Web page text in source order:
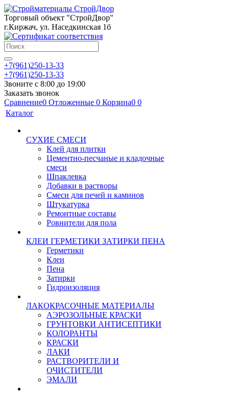
Торговый объект "СтройДвор"
г.Киржач, ул. Наседкинская 1б
+7(961)250-13-33
+7(961)250-13-33
Звоните с 8:00 до 19:00
Заказать звонок
Сравнение0 Отложенные 0 Корзина0 0
Каталог
СУХИЕ СМЕСИ
Клей для плитки
Цементно-песчаные и кладочные
смеси
Шпаклевка
Добавки в растворы
Смеси для печей и каминов
Штукатурка
Ремонтные составы
Ровнители для пола
КЛЕИ ГЕРМЕТИКИ ЗАТИРКИ ПЕНА
Герметики
Клеи
Пена
Затирки
Гидроизоляция
ЛАКОКРАСОЧНЫЕ МАТЕРИАЛЫ
АЭРОЗОЛЬНЫЕ КРАСКИ
ГРУНТОВКИ АНТИСЕПТИКИ
КОЛОРАНТЫ
КРАСКИ
ЛАКИ
РАСТВОРИТЕЛИ И
ОЧИСТИТЕЛИ
ЭМАЛИ